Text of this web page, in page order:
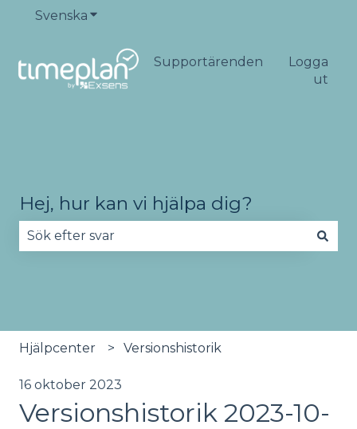
Svenska Visa undermenyer för översättningar
Supportärenden
Logga
ut
Hej, hur kan vi hjälpa dig?
Hjälpcenter Versionshistorik
16 oktober 2023
Versionshistorik 2023-10-